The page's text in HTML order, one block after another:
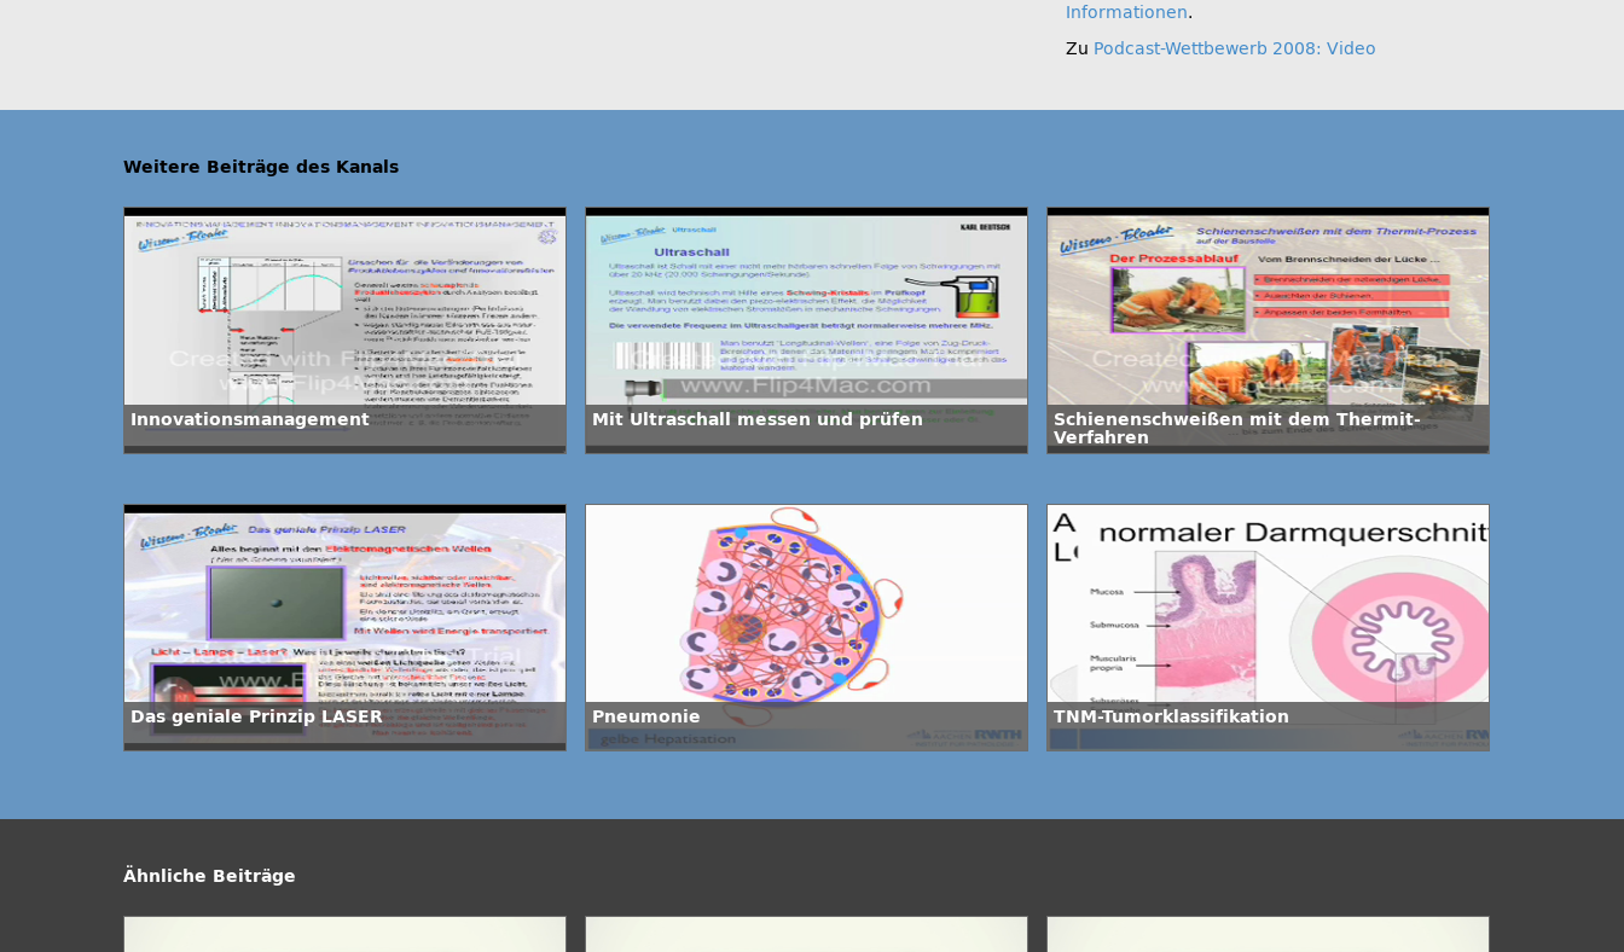
Informationen.
Zu Podcast-Wettbewerb 2008: Video
Weitere Beiträge des Kanals
Innovationsmanagement Mit Ultraschall messen und prüfen
Schienenschweißen mit dem Thermit-
Verfahren
Das geniale Prinzip LASER Pneumonie TNM-Tumorklassifikation
Ähnliche Beiträge